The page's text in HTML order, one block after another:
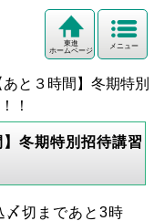
メニュー
東進
ホームページ
あと３時間】冬期特別
！
冬期特別招待講習
〆切まであと3時